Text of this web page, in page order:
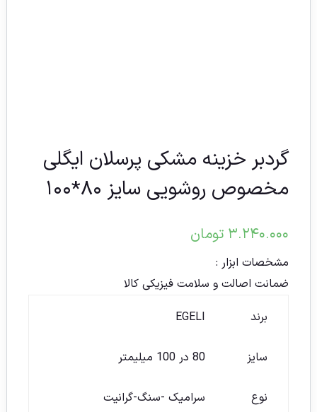
گردبر خزینه مشکی پرسلان ایگلی
مخصوص روشویی سایز ۸۰*۱۰۰
۳.۲۴۰.۰۰۰ تومان
مشخصات ابزار :
ضمانت اصالت و سلامت فیزیکی کالا
برند
EGELI
سایز 80 در 100 میلیمتر
نوع سرامیک -سنگ-گرانیت